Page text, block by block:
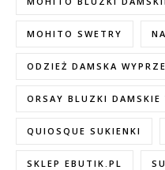
MOHITO SWETRY
ODZIEŻ DAMSKA
ORSAY BLUZKI DAMSKIE
QUIOSQUE SUKIENKI
SKLEP EBUTIK.PL